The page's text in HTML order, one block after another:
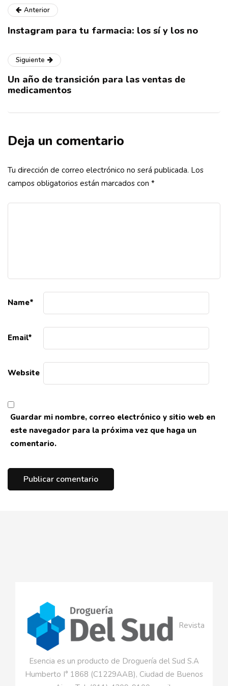
Anterior
Instagram para tu farmacia: los sí y los no
Siguiente
Un año de transición para las ventas de
medicamentos
Deja un comentario
Tu dirección de correo electrónico no será publicada. Los
campos obligatorios están marcados con *
Name*
Email*
Website
Guardar mi nombre, correo electrónico y sitio web en
este navegador para la próxima vez que haga un
comentario.
Revista
Esencia es un producto de Droguería del Sud S.A
Humberto I° 1868 (C1229AAB), Ciudad de Buenos